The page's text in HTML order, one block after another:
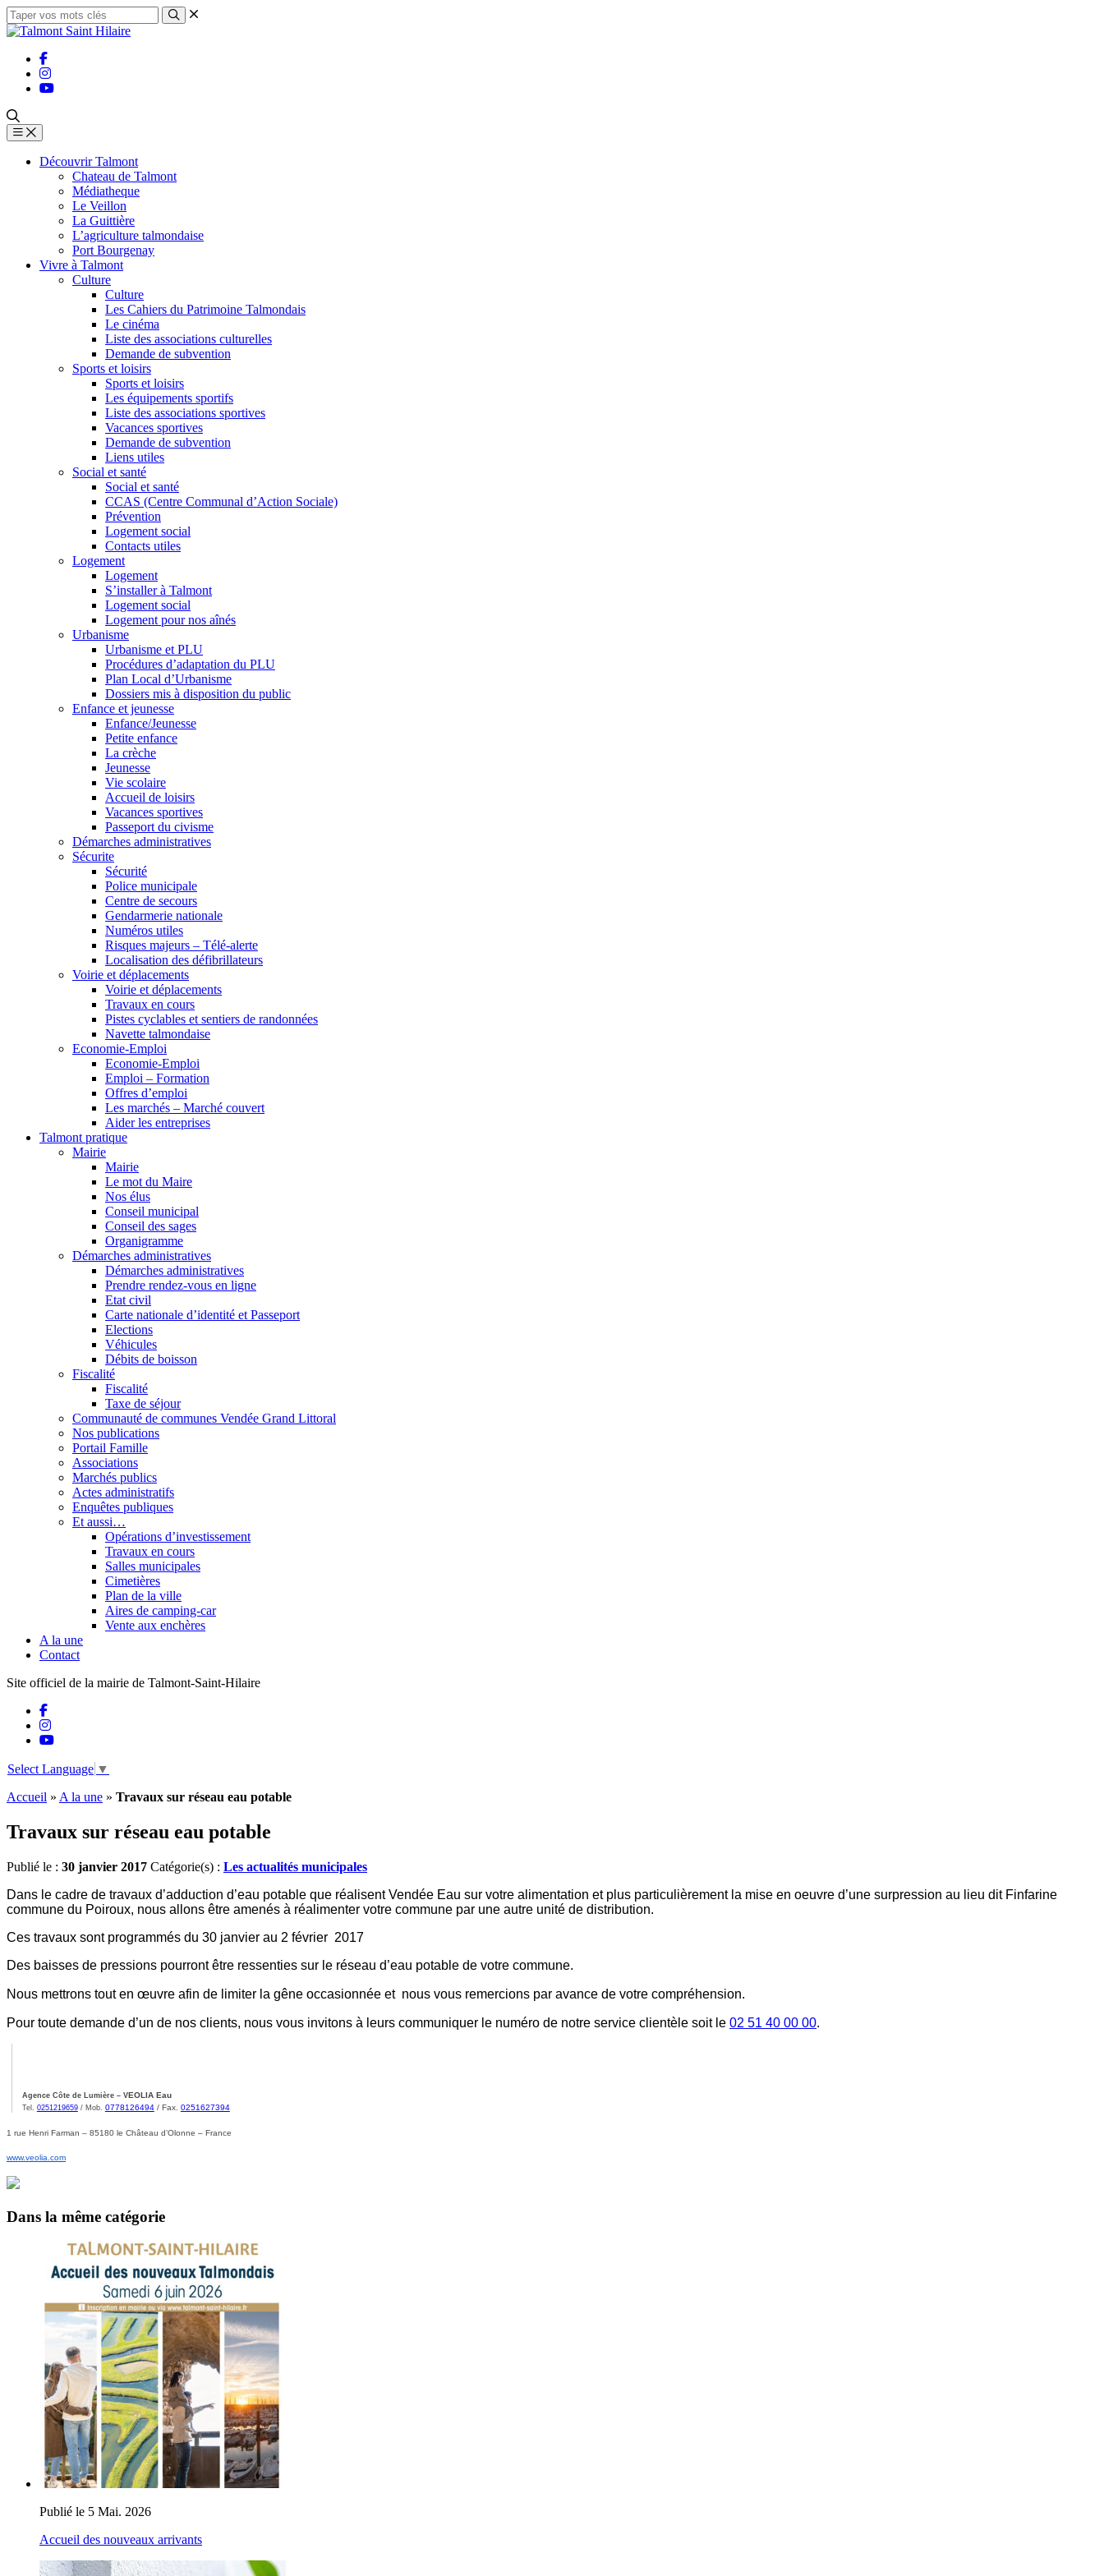
Découvrir Talmont
Chateau de Talmont
Médiatheque
Le Veillon
La Guittière
L’agriculture talmondaise
Port Bourgenay
Vivre à Talmont
Culture
Culture
Les Cahiers du Patrimoine Talmondais
Le cinéma
Liste des associations culturelles
Demande de subvention
Sports et loisirs
Sports et loisirs
Les équipements sportifs
Liste des associations sportives
Vacances sportives
Demande de subvention
Liens utiles
Social et santé
Social et santé
CCAS (Centre Communal d’Action Sociale)
Prévention
Logement social
Contacts utiles
Logement
Logement
S’installer à Talmont
Logement social
Logement pour nos aînés
Urbanisme
Urbanisme et PLU
Procédures d’adaptation du PLU
Plan Local d’Urbanisme
Dossiers mis à disposition du public
Enfance et jeunesse
Enfance/Jeunesse
Petite enfance
La crèche
Jeunesse
Vie scolaire
Accueil de loisirs
Vacances sportives
Passeport du civisme
Démarches administratives
Sécurite
Sécurité
Police municipale
Centre de secours
Gendarmerie nationale
Numéros utiles
Risques majeurs – Télé-alerte
Localisation des défibrillateurs
Voirie et déplacements
Voirie et déplacements
Travaux en cours
Pistes cyclables et sentiers de randonnées
Navette talmondaise
Economie-Emploi
Economie-Emploi
Emploi – Formation
Offres d’emploi
Les marchés – Marché couvert
Aider les entreprises
Talmont pratique
Mairie
Mairie
Le mot du Maire
Nos élus
Conseil municipal
Conseil des sages
Organigramme
Démarches administratives
Démarches administratives
Prendre rendez-vous en ligne
Etat civil
Carte nationale d’identité et Passeport
Elections
Véhicules
Débits de boisson
Fiscalité
Fiscalité
Taxe de séjour
Communauté de communes Vendée Grand Littoral
Nos publications
Portail Famille
Associations
Marchés publics
Actes administratifs
Enquêtes publiques
Et aussi…
Opérations d’investissement
Travaux en cours
Salles municipales
Cimetières
Plan de la ville
Aires de camping-car
Vente aux enchères
A la une
Contact
Site officiel de la mairie de Talmont-Saint-Hilaire
Select Language ▼
Accueil » A la une » Travaux sur réseau eau potable
Travaux sur réseau eau potable
Publié le : 30 janvier 2017 Catégorie(s) : Les actualités municipales
Dans le cadre de travaux d’adduction d’eau potable que réalisent Vendée Eau sur votre alimentation et plus particulièrement la mise en oeuvre d’une surpression au lieu dit Finfarine
commune du Poiroux, nous allons être amenés à réalimenter votre commune par une autre unité de distribution.
Ces travaux sont programmés du 30 janvier au 2 février 2017
Des baisses de pressions pourront être ressenties sur le réseau d’eau potable de votre commune.
Nous mettrons tout en œuvre afin de limiter la gêne occasionnée et nous vous remercions par avance de votre compréhension.
Pour toute demande d’un de nos clients, nous vous invitons à leurs communiquer le numéro de notre service clientèle soit le 02 51 40 00 00.
Agence Côte de Lumière – VEOLIA Eau
Tel. 0251219659/ Mob. 0778126494/ Fax. 0251627394
1 rue Henri Farman – 85180 le Château d’Olonne – France
www.veolia.com
Dans la même catégorie
Publié le 5 Mai. 2026
Accueil des nouveaux arrivants